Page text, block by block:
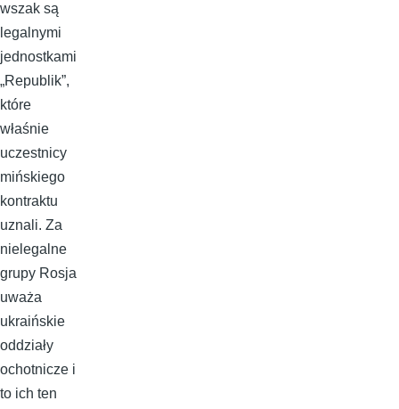
wszak są
legalnymi
jednostkami
„Republik”,
które
właśnie
uczestnicy
mińskiego
kontraktu
uznali. Za
nielegalne
grupy Rosja
uważa
ukraińskie
oddziały
ochotnicze i
to ich ten